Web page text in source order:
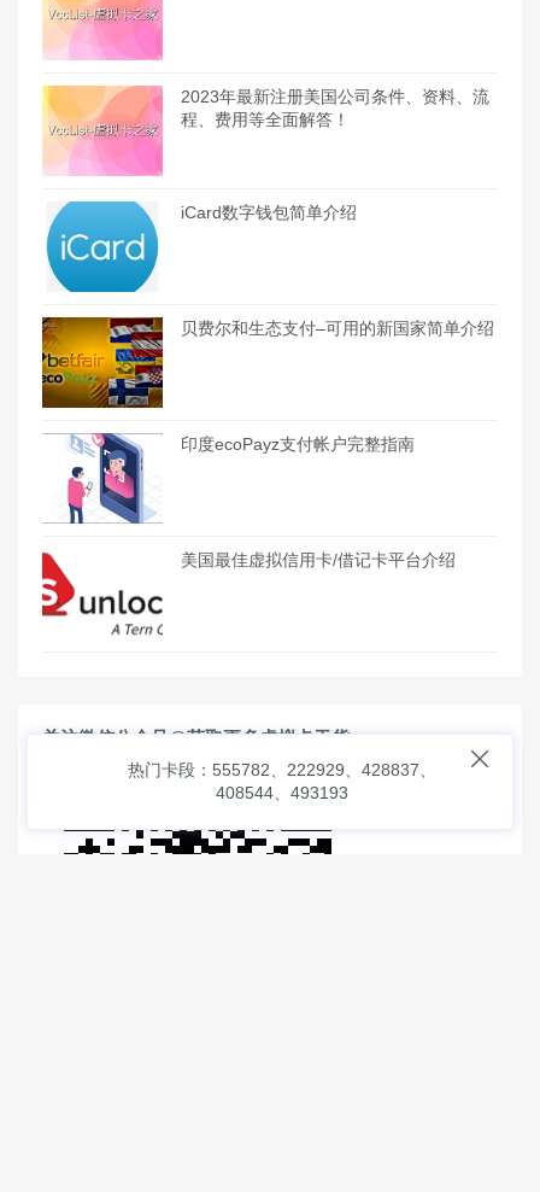
2023年最新注册美国公司条件、资料、流
程、费用等全面解答！
iCard数字钱包简单介绍
贝费尔和生态支付–可用的新国家简单介绍
印度ecoPayz支付帐户完整指南
美国最佳虚拟信用卡/借记卡平台介绍
关注微信公众号@获取更多虚拟卡干货

热门卡段：555782、222929、428837、
408544、493193